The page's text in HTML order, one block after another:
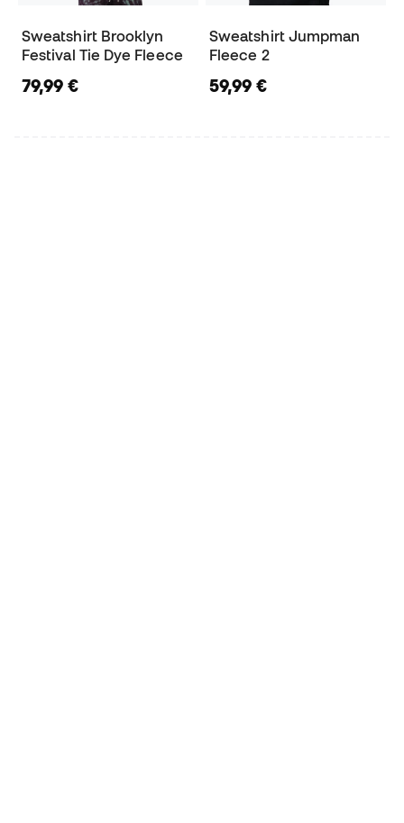
Sweatshirt Brooklyn
Festival Tie Dye Fleece
79,99 €
Sweatshirt Jumpman
Fleece 2
59,99 €